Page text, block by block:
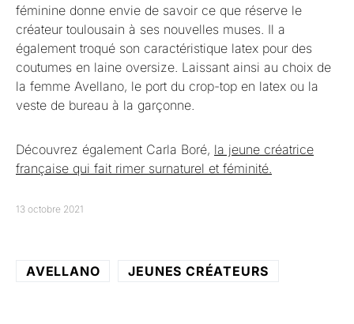
féminine donne envie de savoir ce que réserve le
créateur toulousain à ses nouvelles muses. Il a
également troqué son caractéristique latex pour des
coutumes en laine oversize. Laissant ainsi au choix de
la femme Avellano, le port du crop-top en latex ou la
veste de bureau à la garçonne.
Découvrez également Carla Boré, la jeune créatrice
française qui fait rimer surnaturel et féminité.
13 octobre 2021
AVELLANO JEUNES CRÉATEURS